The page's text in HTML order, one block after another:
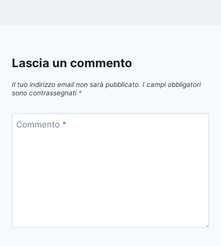
Lascia un commento
Il tuo indirizzo email non sarà pubblicato. I campi obbligatori
sono contrassegnati *
Commento *